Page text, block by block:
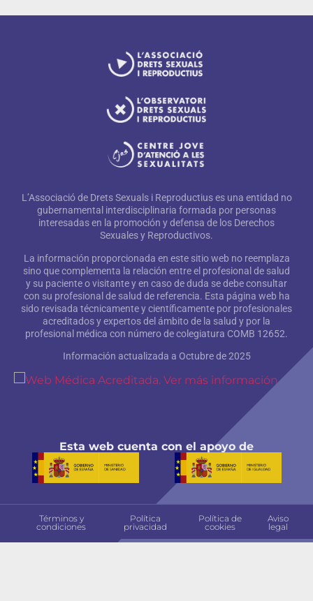
L’Associació de Drets Sexuals i Reproductius es una entidad no
gubernamental interdisciplinaria formada por personas
interesadas en la promoción y defensa de los Derechos
Sexuales y Reproductivos.
La información proporcionada en este sitio web no reemplaza
sino que complementa la relación entre el profesional de salud
y su paciente o visitante y en caso de duda se debe consultar
con su profesional de salud de referencia. Esta página web ha
sido revisada técnicamente y científicamente por profesionales
acreditados y expertos del ámbito de la salud y por la
profesional médica con número de colegiatura COMB 12652.
Información actualizada a Octubre de 2025
Esta web cuenta con el apoyo de
Términos y
condiciones
Política
privacidad
Política de
cookies
Aviso
legal